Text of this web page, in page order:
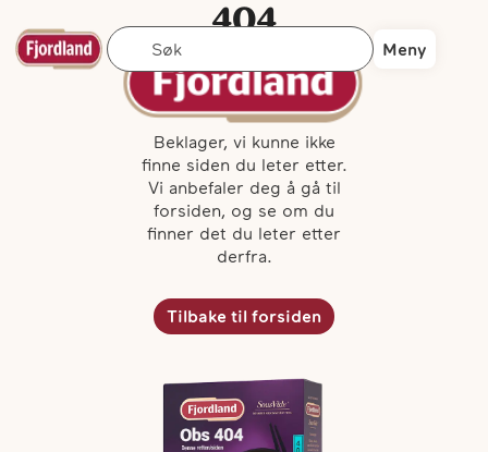
Søk
Meny
404
Siden finnes
ikke ...
Beklager, vi kunne ikke
finne siden du leter etter.
Vi anbefaler deg å gå til
forsiden, og se om du
finner det du leter etter
derfra.
Tilbake til forsiden